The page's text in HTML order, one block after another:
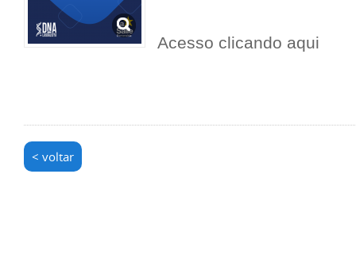
Acesso clicando aqui
< voltar